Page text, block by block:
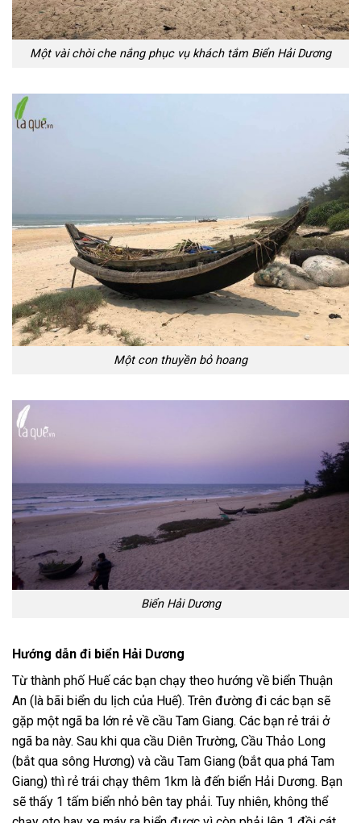
Một vài chòi che nắng phục vụ khách tắm Biển Hải Dương
Một con thuyền bỏ hoang
Biển Hải Dương
Hướng dẫn đi biển Hải Dương
Từ thành phố Huế các bạn chạy theo hướng về biển Thuận
An (là bãi biển du lịch của Huế). Trên đường đi các bạn sẽ
gặp một ngã ba lớn rẻ về cầu Tam Giang. Các bạn rẻ trái ở
ngã ba này. Sau khi qua cầu Diên Trường, Cầu Thảo Long
(bắt qua sông Hương) và cầu Tam Giang (bắt qua phá Tam
Giang) thì rẻ trái chạy thêm 1km là đến biển Hải Dương. Bạn
sẽ thấy 1 tấm biển nhỏ bên tay phải. Tuy nhiên, không thể